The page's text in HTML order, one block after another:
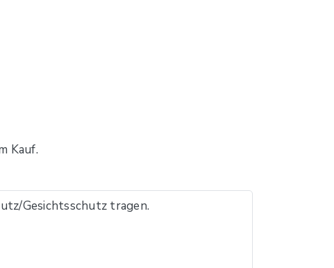
Kauf.
Gesichtsschutz tragen.